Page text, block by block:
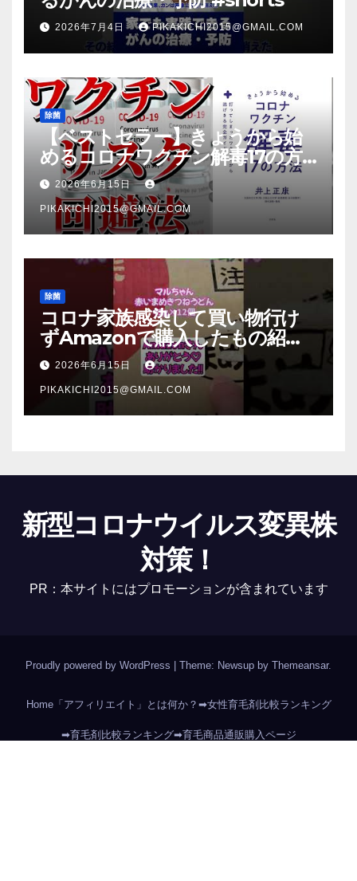
2026年7月4日 PIKAKICHI2015@GMAIL.COM
除菌
【ベストセラー】きょうから始
めるコロナワクチン解毒17の方
法【本要約】
2026年6月15日
PIKAKICHI2015@GMAIL.COM
除菌
コロナ家族感染して買い物行け
ずAmazonで購入したもの紹
介 #Shorts
2026年6月15日
PIKAKICHI2015@GMAIL.COM
新型コロナウイルス変異株
対策！
PR：本サイトにはプロモーションが含まれています
Proudly powered by WordPress Theme: Newsup by Themeansar.
Home「アフィリエイト」とは何か？ ➡女性育毛剤比較ランキング
➡育毛剤比較ランキング➡育毛商品通販購入ページ